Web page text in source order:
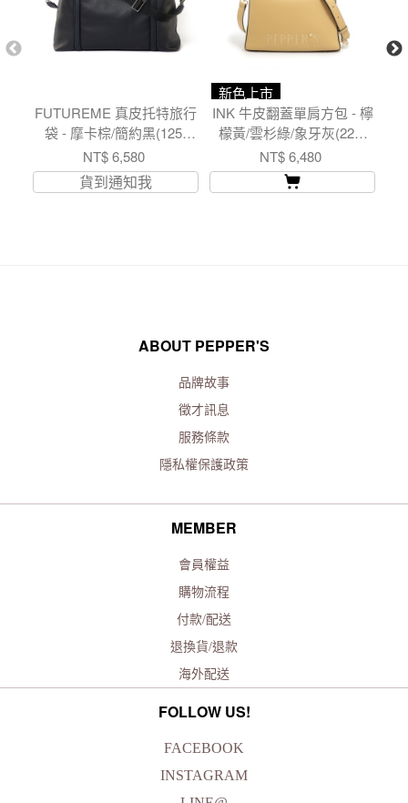
FUTUREME 真皮托特旅行
袋 - 摩卡棕/簡約黑(125-
007)
NT$ 6,580
貨到通知我
新色上市
INK 牛皮翻蓋單肩方包 - 檸
檬黃/雲杉綠/象牙灰(224-
053)
NT$ 6,480
ABOUT PEPPER'S
品牌故事
徵才訊息
服務條款
隱私權保護政策
MEMBER
會員權益
購物流程
付款/配送
退換貨/退款
海外配送
FOLLOW US!
FACEBOOK
INSTAGRAM